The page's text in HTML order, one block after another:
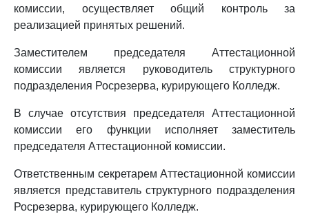
комиссии, осуществляет общий контроль за
реализацией принятых решений.
Заместителем председателя Аттестационной
комиссии является руководитель структурного
подразделения Росрезерва, курирующего Колледж.
В случае отсутствия председателя Аттестационной
комиссии его функции исполняет заместитель
председателя Аттестационной комиссии.
Ответственным секретарем Аттестационной комиссии
является представитель структурного подразделения
Росрезерва, курирующего Колледж.